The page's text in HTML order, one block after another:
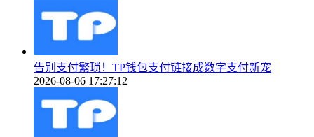
告别支付繁琐！TP钱包支付链接成数字支付新宠
2026-08-06 17:27:12